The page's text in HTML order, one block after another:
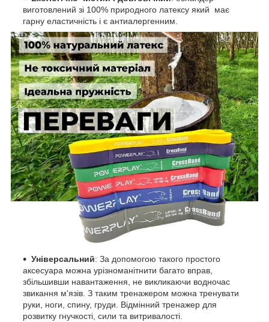
виготовлений зі 100% природного латексу який має
гарну еластичність і є антиалергенним.
Універсальний: За допомогою такого простого
аксесуара можна урізноманітнити багато вправ,
збільшивши навантаження, не викликаючи водночас
звикання м'язів. З таким тренажером можна тренувати
руки, ноги, спину, груди. Відмінний тренажер для
розвитку гнучкості, сили та витривалості.